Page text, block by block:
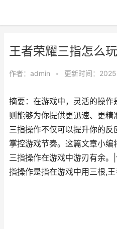
王者荣耀三指怎么玩
作者： admin • 更新时间：
摘要：在游戏中，灵活的操
则能够为你提供更迅速、更精
三指操作不仅可以提升你的
掌控游戏节奏。这篇文章小编
三指操作在游戏中游刃有余
指操作是指在游戏中用三根,